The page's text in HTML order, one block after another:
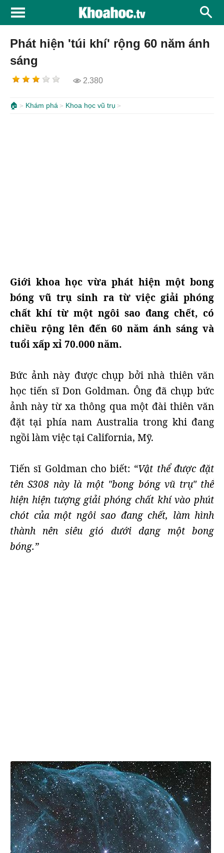
Phát hiện 'túi khí' rộng 60 năm ánh
sáng
2.380
🏠 Khám phá Khoa học vũ trụ
Giới khoa học vừa phát hiện một bong
bóng vũ trụ sinh ra từ việc giải phóng
chất khí từ một ngôi sao đang chết, có
chiều rộng lên đến 60 năm ánh sáng và
tuổi xấp xỉ 70.000 năm.
Bức ảnh này được chụp bởi nhà thiên văn
học tiến sĩ Don Goldman. Ông đã chụp bức
ảnh này từ xa thông qua một đài thiên văn
đặt tại phía nam Australia trong khi đang
ngồi làm việc tại California, Mỹ.
Tiến sĩ Goldman cho biết: “Vật thể được đặt
tên S308 này là một "bong bóng vũ trụ" thể
hiện hiện tượng giải phóng chất khí vào phút
chót của một ngôi sao đang chết, làm hình
thành nên siêu gió dưới dạng một bong
bóng.”